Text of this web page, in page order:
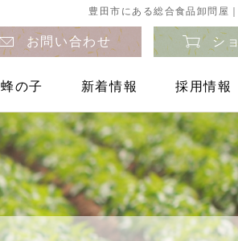
豊田市にある総合食品卸問屋
お問い合わせ シ
蜂の子 新着情報 採用情報